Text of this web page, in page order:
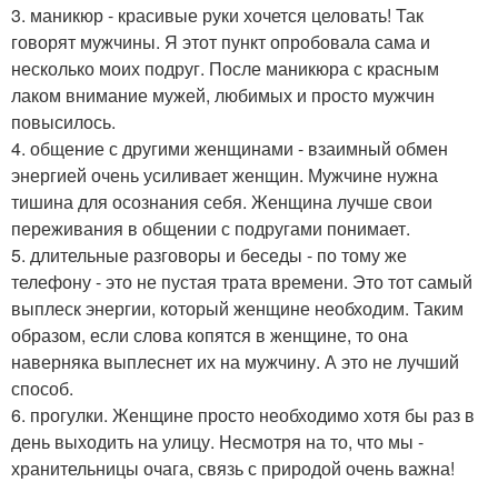
3. маникюр - красивые руки хочется целовать! Так
говорят мужчины. Я этот пункт опробовала сама и
несколько моих подруг. После маникюра с красным
лаком внимание мужей, любимых и просто мужчин
повысилось.
4. общение с другими женщинами - взаимный обмен
энергией очень усиливает женщин. Мужчине нужна
тишина для осознания себя. Женщина лучше свои
переживания в общении с подругами понимает.
5. длительные разговоры и беседы - по тому же
телефону - это не пустая трата времени. Это тот самый
выплеск энергии, который женщине необходим. Таким
образом, если слова копятся в женщине, то она
наверняка выплеснет их на мужчину. А это не лучший
способ.
6. прогулки. Женщине просто необходимо хотя бы раз в
день выходить на улицу. Несмотря на то, что мы -
хранительницы очага, связь с природой очень важна!